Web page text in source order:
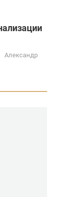
Александр